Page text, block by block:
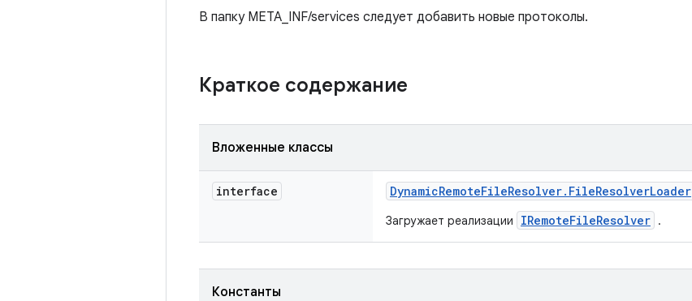
В папку META_INF/services следует добавить новые протоколы.
Краткое содержание
Вложенные классы
interface DynamicRemoteFileResolver. FileResolverLoader
Загружает реализации IRemoteFileResolver .
Константы